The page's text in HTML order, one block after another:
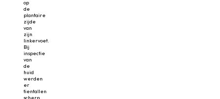
op
de
plantaire
zijde
van
zijn
linkervoet.
Bij
inspectie
van
de
huid
werden
er
tientallen